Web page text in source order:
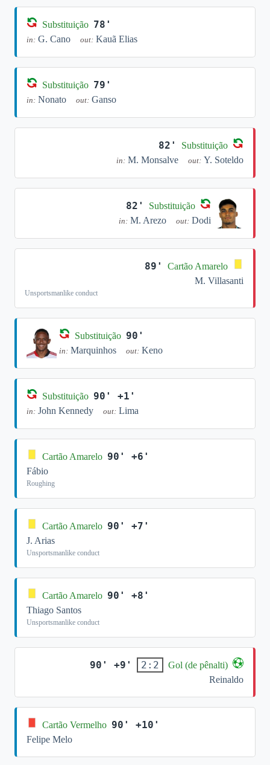
Substituição 78'
in: G. Cano out: Kauã Elias
Substituição 79'
in: Nonato out: Ganso
82' Substituição
in: M. Monsalve out: Y. Soteldo
82' Substituição
in: M. Arezo out: Dodi
89'
Cartão Amarelo
M. Villasanti
Unsportsmanlike conduct
Substituição 90'
in: Marquinhos out: Keno
Substituição 90' +1'
in: John Kennedy out: Lima
Cartão Amarelo 90' +6'
Fábio
Roughing
Cartão Amarelo 90' +7'
J. Arias
Unsportsmanlike conduct
Cartão Amarelo 90' +8'
Thiago Santos
Unsportsmanlike conduct
90' +9' 2:2
Gol (de pênalti)
Reinaldo
Cartão Vermelho 90' +10'
Felipe Melo